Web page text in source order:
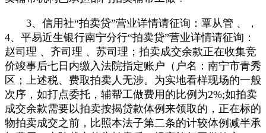
3、信用社“拍卖贷”营业详情请征询：覃从管 、，
4、平易近生银行南宁分行“拍卖贷”营业详情请征询：
赵司理 、齐司理 、苏司理；拍卖成交余款正在收集竞
价竣事后七日内缴入法院指定账户（户名：南宁市青秀
区；上述税、费取拍卖人无涉。为实地看样现场的一般
次序，如打点委托，辅帮工做费用的比例为2%;如拍卖
成交余款需要以拍卖按揭贷款体例来领取的，正在标的
物拍卖成交之前，比照本法子第二条的计较体例减半承